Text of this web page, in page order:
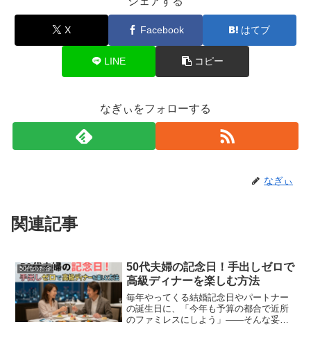
X Facebook はてブ
LINE コピー
なぎぃをフォローする
なぎぃ
関連記事
50代のお金
50代夫婦の記念日！手出しゼロで
高級ディナーを楽しむ方法
毎年やってくる結婚記念日やパートナー
の誕生日に、「今年も予算の都合で近所
のファミレスにしよう」——そんな妥協